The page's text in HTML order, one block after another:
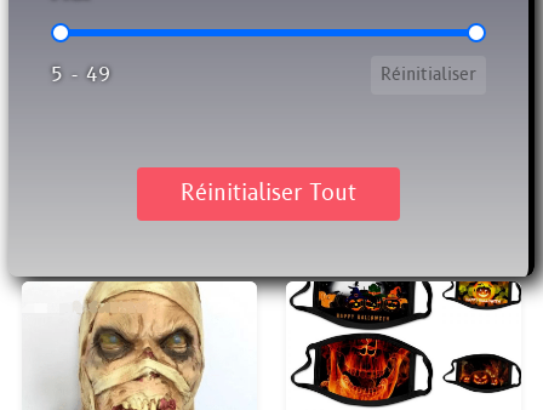
Prix
5 - 49 Réinitialiser
Réinitialiser Tout